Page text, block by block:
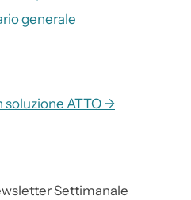
generale
soluzione ATTO →
Settimanale